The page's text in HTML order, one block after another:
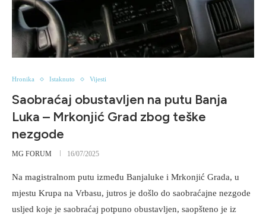
Hronika Istaknuto Vijesti
Saobraćaj obustavljen na putu Banja
Luka – Mrkonjić Grad zbog teške
nezgode
MG FORUM 16/07/2025
Na magistralnom putu između Banjaluke i Mrkonjić Grada, u
mjestu Krupa na Vrbasu, jutros je došlo do saobraćajne nezgode
usljed koje je saobraćaj potpuno obustavljen, saopšteno je iz